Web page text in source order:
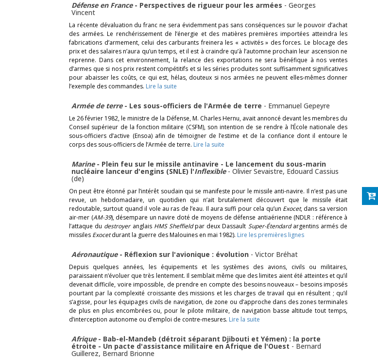
Défense en France - Perspectives de rigueur pour les armées - Georges
Vincent
La récente dévaluation du franc ne sera évidemment pas sans conséquences sur le pouvoir d’achat
des armées. Le renchérissement de l’énergie et des matières premières importées atteindra les
fabrications d’armement, celui des carburants freinera les « activités » des forces. Le blocage des
prix et des salaires n’aura qu’un temps, et il est à craindre qu’à l’automne prochain leur ascension ne
reprenne. Dans cet environnement, la relance des exportations ne sera bénéfique à nos ventes
d’armes que si nos prix restent compétitifs et si les séries produites sont suffisamment significatives
pour abaisser les coûts, ce qui est, hélas, douteux si nos armées ne peuvent elles-mêmes donner
l’exemple des commandes. Lire la suite
Armée de terre - Les sous-officiers de l'Armée de terre - Emmanuel Gepeyre
Le 26 février 1982, le ministre de la Défense, M. Charles Hernu, avait annoncé devant les membres du
Conseil supérieur de la fonction militaire (CSFM), son intention de se rendre à l’École nationale des
sous-officiers d’active (Ensoa) afin de témoigner de l’estime et de la confiance dont il entoure le
corps des sous-officiers de l’Armée de terre. Lire la suite
Marine - Plein feu sur le missile antinavire - Le lancement du sous-marin
nucléaire lanceur d'engins (SNLE) l'Inflexible - Olivier Sevaistre, Edouard Cassius
(de)
On peut être étonné par l’intérêt soudain qui se manifeste pour le missile anti-navire. Il n’est pas une
revue, un hebdomadaire, un quotidien qui n’ait brutalement découvert que le missile était
redoutable, surtout quand il vole au ras de l’eau. Il aura suffi pour cela qu’un Exocet, dans sa version
air-mer (AM-39), désempare un navire doté de moyens de défense antiaérienne (NDLR : référence à
l’attaque du destroyeranglais HMS Sheffieldpar deux Dassault Super-Étendardargentins armés de
missiles Exocetdurant la guerre des Malouines en mai 1982). Lire les premières lignes
Aéronautique - Réflexion sur l'avionique : évolution - Victor Bréhat
Depuis quelques années, les équipements et les systèmes des avions, civils ou militaires,
paraissaient n’évoluer que très lentement. Il semblait même que des limites aient été atteintes et qu’il
devenait difficile, voire impossible, de prendre en compte des besoins nouveaux – besoins imposés
pourtant par la complexité croissante des missions et les charges de travail qui en résultent ; qu’il
s’agisse, pour les équipages civils de navigation, de zone ou d’approche dans des zones terminales
de plus en plus encombrées ou, pour le pilote militaire, de navigation basse altitude tout temps,
d’interception autonome ou d’emploi de contre-mesures. Lire la suite
Afrique - Bab-el-Mandeb (détroit séparant Djibouti et Yémen) : la porte
étroite - Un pacte d'assistance militaire en Afrique de l'Ouest - Bernard
Guillerez, Bernard Brionne